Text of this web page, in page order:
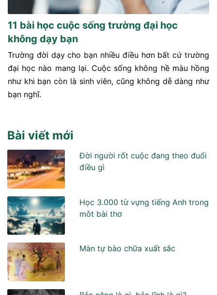
11 bài học cuộc sống trường đại học
không dạy bạn
Trường đời dạy cho bạn nhiều điều hơn bất cứ trường
đại học nào mang lại. Cuộc sống không hề màu hồng
như khi bạn còn là sinh viên, cũng không dễ dàng như
bạn nghĩ.
Bài viết mới
Đời người rốt cuộc đang theo đuổi
điều gì
Học 3.000 từ vựng tiếng Anh trong
môt bài thơ
Màn tự bào chữa xuất sắc